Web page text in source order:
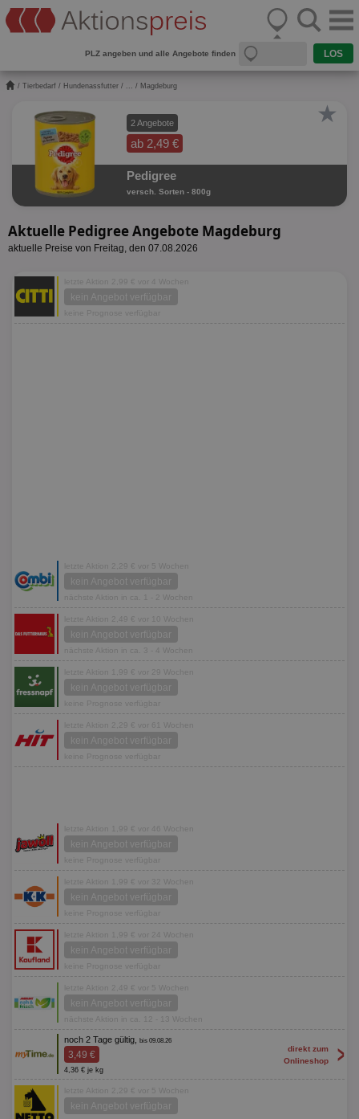
PLZ angeben und alle Angebote finden
/ Tierbedarf / Hundenassfutter / ... / Magdeburg
2 Angebote
ab 2,49 €
★
Pedigree
versch. Sorten - 800g
Aktuelle Pedigree Angebote Magdeburg
aktuelle Preise von Freitag, den 07.08.2026
letzte Aktion 2,99 € vor 4 Wochen
kein Angebot verfügbar
keine Prognose verfügbar
letzte Aktion 2,29 € vor 5 Wochen
kein Angebot verfügbar
nächste Aktion in ca. 1 - 2 Wochen
letzte Aktion 2,49 € vor 10 Wochen
kein Angebot verfügbar
nächste Aktion in ca. 3 - 4 Wochen
letzte Aktion 1,99 € vor 29 Wochen
kein Angebot verfügbar
keine Prognose verfügbar
letzte Aktion 2,29 € vor 61 Wochen
kein Angebot verfügbar
keine Prognose verfügbar
letzte Aktion 1,99 € vor 46 Wochen
kein Angebot verfügbar
keine Prognose verfügbar
letzte Aktion 1,99 € vor 32 Wochen
kein Angebot verfügbar
keine Prognose verfügbar
letzte Aktion 1,99 € vor 24 Wochen
kein Angebot verfügbar
keine Prognose verfügbar
letzte Aktion 2,49 € vor 5 Wochen
kein Angebot verfügbar
nächste Aktion in ca. 12 - 13 Wochen
noch 2 Tage gültig, bis 09.08.26
3,49 €
4,36 € je kg
direkt zum
Onlineshop
>
letzte Aktion 2,29 € vor 5 Wochen
kein Angebot verfügbar